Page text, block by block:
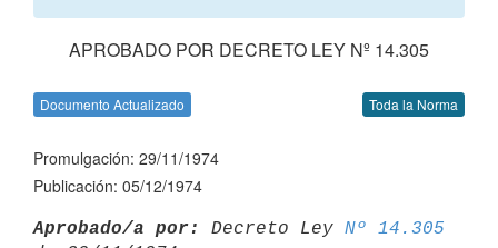
APROBADO POR DECRETO LEY Nº 14.305
Documento Actualizado Toda la Norma
Promulgación: 29/11/1974
Publicación: 05/12/1974
Aprobado/a por: Decreto Ley Nº 14.305